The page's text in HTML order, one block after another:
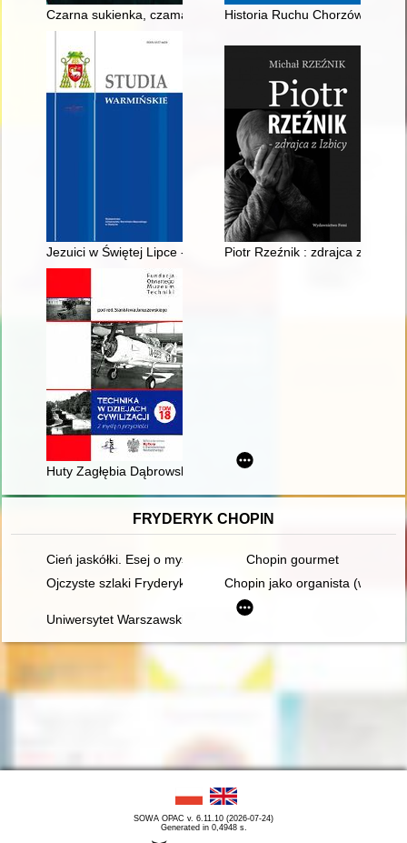
Czarna sukienka, czamara i konfederatka : o modzie czasów
Historia Ruchu Chorzów. T. 1
Jezuici w Świętej Lipce - recenzja]Piotr Rzeźnik : zdrajca z Izbicy
Huty Zagłębia Dąbrowskiego. Steel mills of Zagłębie
FRYDERYK CHOPIN
Cień jaskółki. Esej o myślach ChopinaChopin gourmet
Ojczyste szlaki Fryderyka ChopinaChopin jako organista (w 150.
Uniwersytet Warszawski i młody Chopin
SOWA OPAC v. 6.11.10 (2026-07-24)
Generated in 0,4948 s.